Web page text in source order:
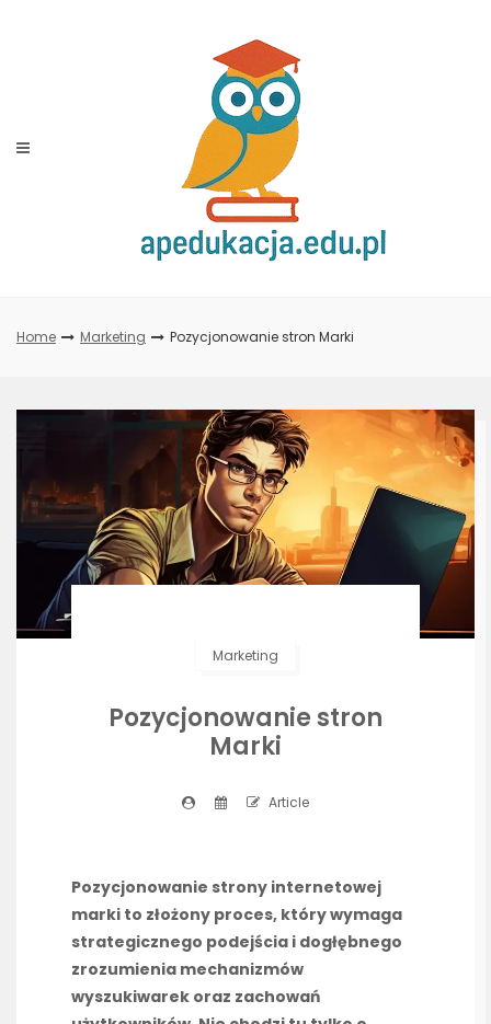
Home Marketing Pozycjonowanie stron Marki
Marketing
Pozycjonowanie stron
Marki
Article
Pozycjonowanie strony internetowej
marki to złożony proces, który wymaga
strategicznego podejścia i dogłębnego
zrozumienia mechanizmów
wyszukiwarek oraz zachowań